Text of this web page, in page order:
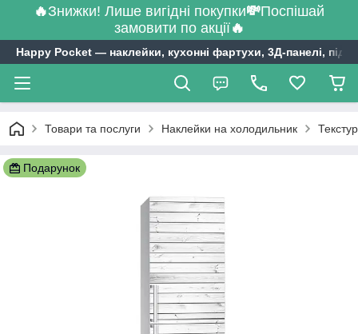
🔥Знижки! Лише вигідні покупки💸Поспішай
замовити по акції🔥
Happy Pocket ― наклейки, кухонні фартухи, 3Д-панелі,
Товари та послуги Наклейки на холодильник
Подарунок